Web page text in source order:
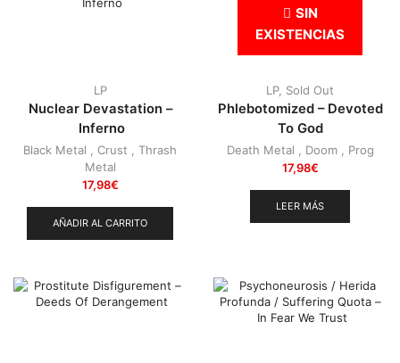
LP
Nuclear Devastation –
Inferno
Black Metal Crust
Thrash
Metal
17,98€
AÑADIR AL CARRITO
SIN
EXISTENCIAS
LP, Sold Out
Phlebotomized – Devoted
To God
Death Metal Doom, Prog
17,98€
LEER MÁS